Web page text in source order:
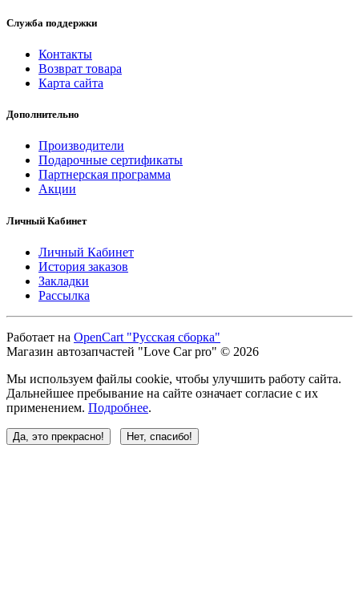
Служба поддержки
Контакты
Возврат товара
Карта сайта
Дополнительно
Производители
Подарочные сертификаты
Партнерская программа
Акции
Личный Кабинет
Личный Кабинет
История заказов
Закладки
Рассылка
Работает на OpenCart "Русская сборка"
Магазин автозапчастей "Love Car pro" © 2026
Мы используем файлы cookie, чтобы улучшить работу сайта.
Дальнейшее пребывание на сайте означает согласие с их
применением. Подробнее.
Да, это прекрасно! Нет, спасибо!